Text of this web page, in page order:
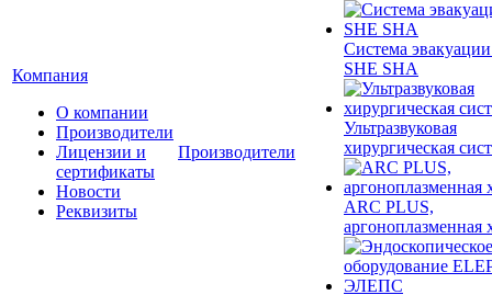
Компания
О компании
Производители
Лицензии и
сертификаты
Новости
Реквизиты
Производители
Система
SHE SHA
Ультразвуковая
хирургическая
ARC PLUS,
аргоноплазменная